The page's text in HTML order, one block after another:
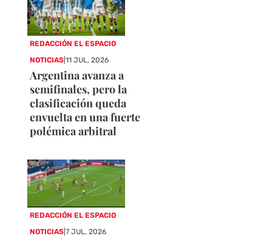
REDACCIÓN EL ESPACIO
NOTICIAS |11 JUL, 2026
Argentina avanza a
semifinales, pero la
clasificación queda
envuelta en una fuerte
polémica arbitral
REDACCIÓN EL ESPACIO
NOTICIAS |7 JUL, 2026